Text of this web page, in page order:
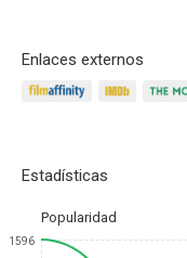
Enlaces externos
Estadísticas
Popularidad
1596